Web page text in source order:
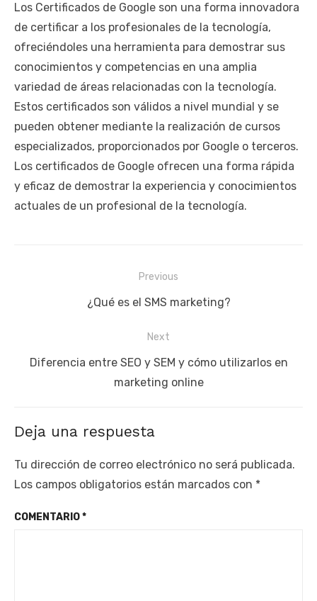
Los Certificados de Google son una forma innovadora
de certificar a los profesionales de la tecnología,
ofreciéndoles una herramienta para demostrar sus
conocimientos y competencias en una amplia
variedad de áreas relacionadas con la tecnología.
Estos certificados son válidos a nivel mundial y se
pueden obtener mediante la realización de cursos
especializados, proporcionados por Google o terceros.
Los certificados de Google ofrecen una forma rápida
y eficaz de demostrar la experiencia y conocimientos
actuales de un profesional de la tecnología.
Previous
Previous
¿Qué es el SMS marketing?
Next
Next
Diferencia entre SEO y SEM y cómo utilizarlos en
marketing online
Deja una respuesta
Tu dirección de correo electrónico no será publicada.
Los campos obligatorios están marcados con *
COMENTARIO*